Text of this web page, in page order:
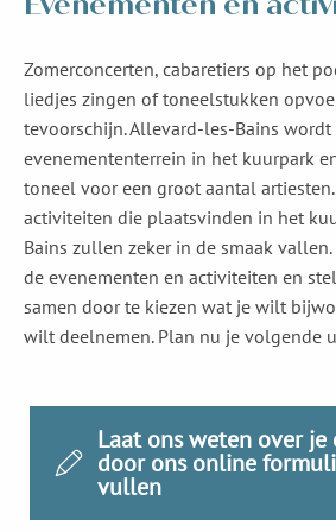
Zomerconcerten, cabaretiers op het
liedjes zingen of toneelstukken
tevoorschijn. Allevard-les-Bains
evenemententerrein in het kuurpark
toneel voor een groot aantal
activiteiten die plaatsvinden in het
Bains zullen zeker in de smaak
de evenementen en activiteiten en
samen door te kiezen wat je wilt
wilt deelnemen. Plan nu je volgende
Laat ons weten over je
door ons online
vullen